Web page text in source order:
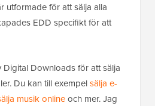
utformade för att sälja alla
EDD specifikt för att
Digital Downloads för att sälja
Du kan till exempelsälja e-
musik onlineoch mer. Jag